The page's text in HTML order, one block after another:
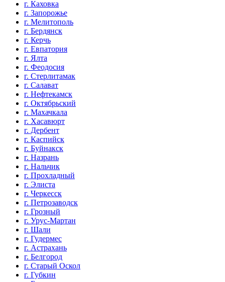
г. Каховка
г. Запорожье
г. Мелитополь
г. Бердянск
г. Керчь
г. Евпатория
г. Ялта
г. Феодосия
г. Стерлитамак
г. Салават
г. Нефтекамск
г. Октябрьский
г. Махачкала
г. Хасавюрт
г. Дербент
г. Каспийск
г. Буйнакск
г. Назрань
г. Нальчик
г. Прохладный
г. Элиста
г. Черкесск
г. Петрозаводск
г. Грозный
г. Урус-Мартан
г. Шали
г. Гудермес
г. Астрахань
г. Белгород
г. Старый Оскол
г. Губкин